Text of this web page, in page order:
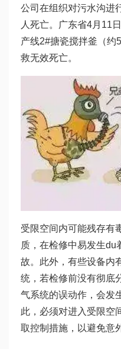
公司在组织对污水沟进
人死亡。广东省4月11
产线2#搪瓷搅拌釜（约
救无效死亡。
受限空间内可能残存有
质，在检修中易发生du
故。此外，有些设备内
统，若检修前没有彻底
气系统的误动作，会发
此，必须对进入受限空
取控制措施，以避免意